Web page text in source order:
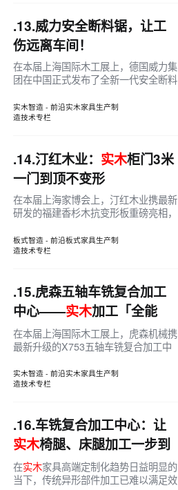
.13.威力安全断料锯，让工
伤远离车间！
在本届上海国际木工展上，德国威力集
团在中国正式发布了全新一代安全断料
念，为实木加工行业带来了全新的安全
生产解决方案。设备的最大亮点
实木智造 - 前沿实木家具生产制
造技术专栏
.14.汀红木业： 实木柜门3米
一门到顶不变形
在本届上海家博会上，汀红木业携最新
研发的福建香杉木抗变形板重磅亮相，
亮点，吸引了众多观众与业内专业人士
关注。汀红木业始终专注于
板式智造 - 前沿板式家具生产制
造技术专栏
.15.虎森五轴车铣复合加工
中心——实木加工「全能
王」来袭！
在本届上海国际木工展上，虎森机械携
最新升级的X753五轴车铣复合加工中
能化系统设计，X753成为本次展会
木智造领域的焦点产品，被誉为“
实木智造 - 前沿实木家具生产制
造技术专栏
.16.车铣复合加工中心：让
实木椅腿、床腿加工一步到
位
在实木家具高端定制化趋势日益明显的
当下，传统异形部件加工已难以满足效